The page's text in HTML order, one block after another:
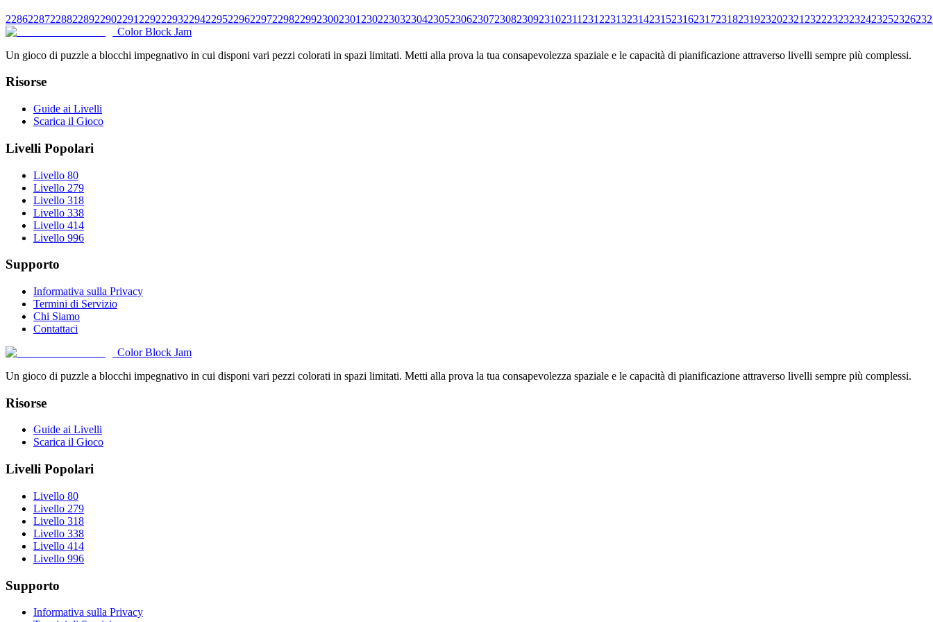
228622872288228922902291 2292229322942295229622972298229923002301 2302230323042305230623072308230923102311 2312231323142315231623172318231923202321 23222323232423252326
Color Block Jam
Un gioco di puzzle a blocchi impegnativo in cui disponi vari pezzi colorati in spazi limitati. Metti alla prova la tua consapevolezza spaziale e le capacità di pianificazione attraverso livelli sempre più complessi.
Risorse
Guide ai Livelli
Scarica il Gioco
Livelli Popolari
Livello 80
Livello 279
Livello 318
Livello 338
Livello 414
Livello 996
Supporto
Informativa sulla Privacy
Termini di Servizio
Chi Siamo
Contattaci
Color Block Jam
Un gioco di puzzle a blocchi impegnativo in cui disponi vari pezzi colorati in spazi limitati. Metti alla prova la tua consapevolezza spaziale e le capacità di pianificazione attraverso livelli sempre più complessi.
Risorse
Guide ai Livelli
Scarica il Gioco
Livelli Popolari
Livello 80
Livello 279
Livello 318
Livello 338
Livello 414
Livello 996
Supporto
Informativa sulla Privacy